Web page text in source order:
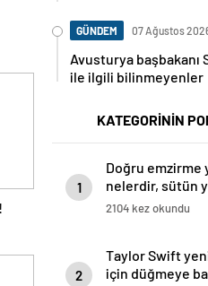
GÜNDEM 07 Ağustos
Avusturya başbakanı
ile ilgili bilinmeyenler
KATEGORİNİN
1
Doğru emzirme
nelerdir, sütün
anlaşılır?
2104 kez okundu
2
Taylor Swift
için düğmeye